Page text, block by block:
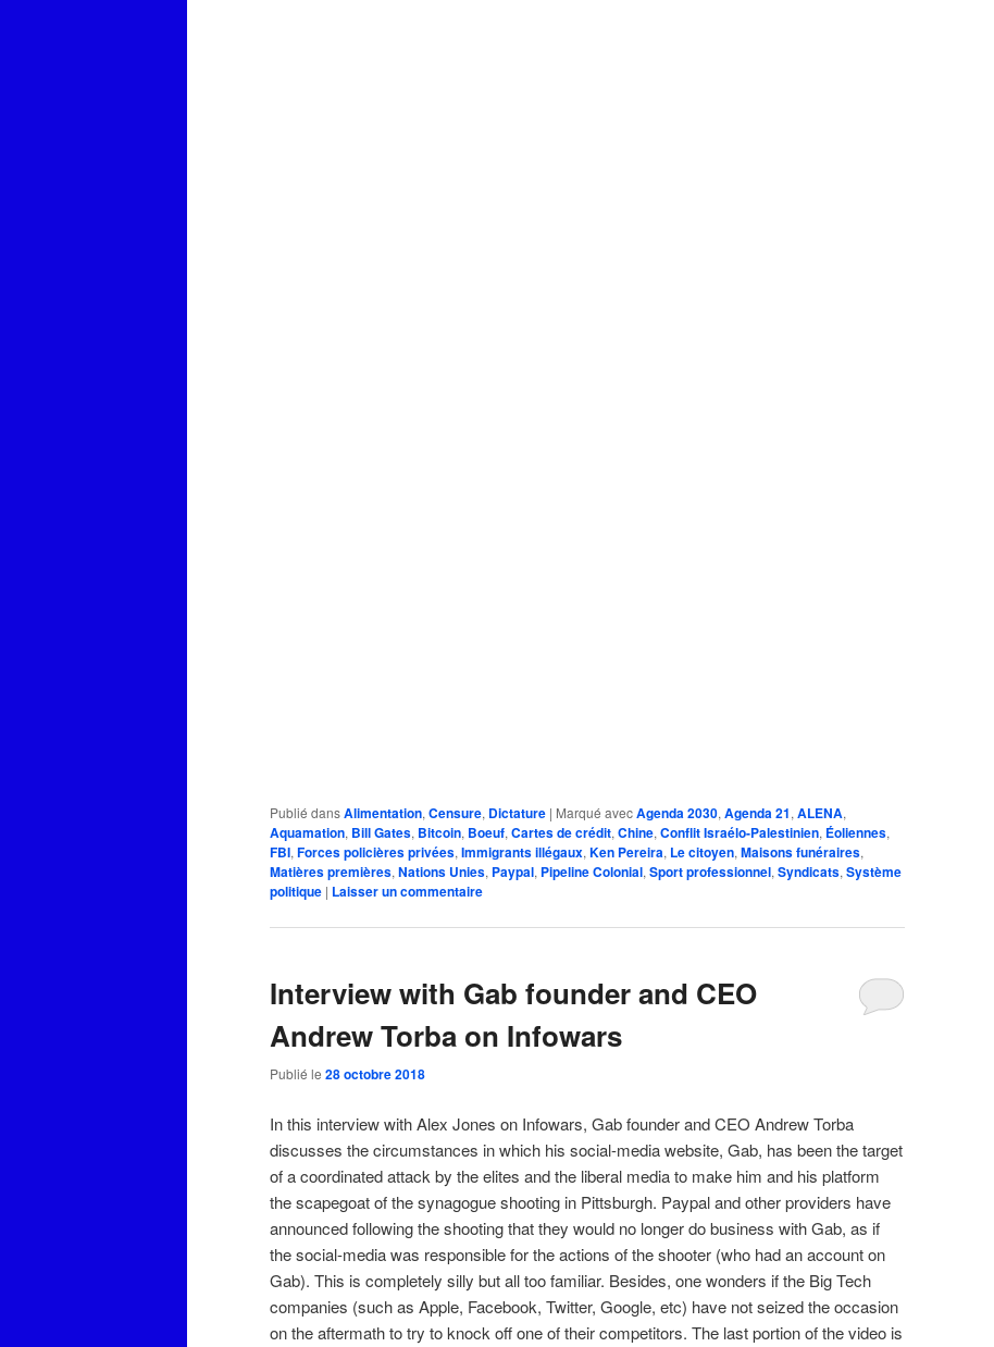
Publié dansAlimentation, Censure, Dictature | Marqué avecAgenda 2030, Agenda 21, ALENA,
Aquamation, Bill Gates, Bitcoin, Boeuf, Cartes de crédit, Chine, Conflit Israélo-Palestinien, Éoliennes,
FBI, Forces policières privées, Immigrants illégaux, Ken Pereira, Le citoyen, Maisons funéraires,
Matières premières, Nations Unies, Paypal, Pipeline Colonial, Sport professionnel, Syndicats, Système
politique | Laisser un commentaire
Interview with Gab founder and CEO
Andrew Torba on Infowars
Publié le 28 octobre 2018
In this interview with Alex Jones on Infowars, Gab founder and CEO Andrew Torba
discusses the circumstances in which his social-media website, Gab, has been the target
of a coordinated attack by the elites and the liberal media to make him and his platform
the scapegoat of the synagogue shooting in Pittsburgh. Paypal and other providers have
announced following the shooting that they would no longer do business with Gab, as if
the social-media was responsible for the actions of the shooter (who had an account on
Gab). This is completely silly but all too familiar. Besides, one wonders if the Big Tech
companies (such as Apple, Facebook, Twitter, Google, etc) have not seized the occasion
on the aftermath to try to knock off one of their competitors. The last portion of the video is